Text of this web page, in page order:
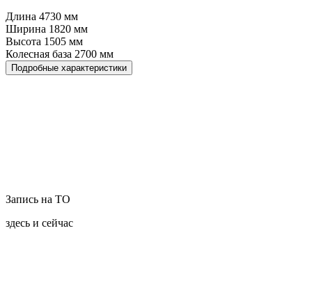
Длина 4730 мм
Ширина 1820 мм
Высота 1505 мм
Колесная база 2700 мм
Подробные характеристики
Запись на ТО
здесь и сейчас